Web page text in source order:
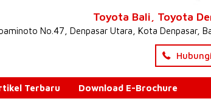
Toyota Bali, Toyota
No.47, Denpasar Utara, Kota Denpasar,
Terbaru Download E-Brochure